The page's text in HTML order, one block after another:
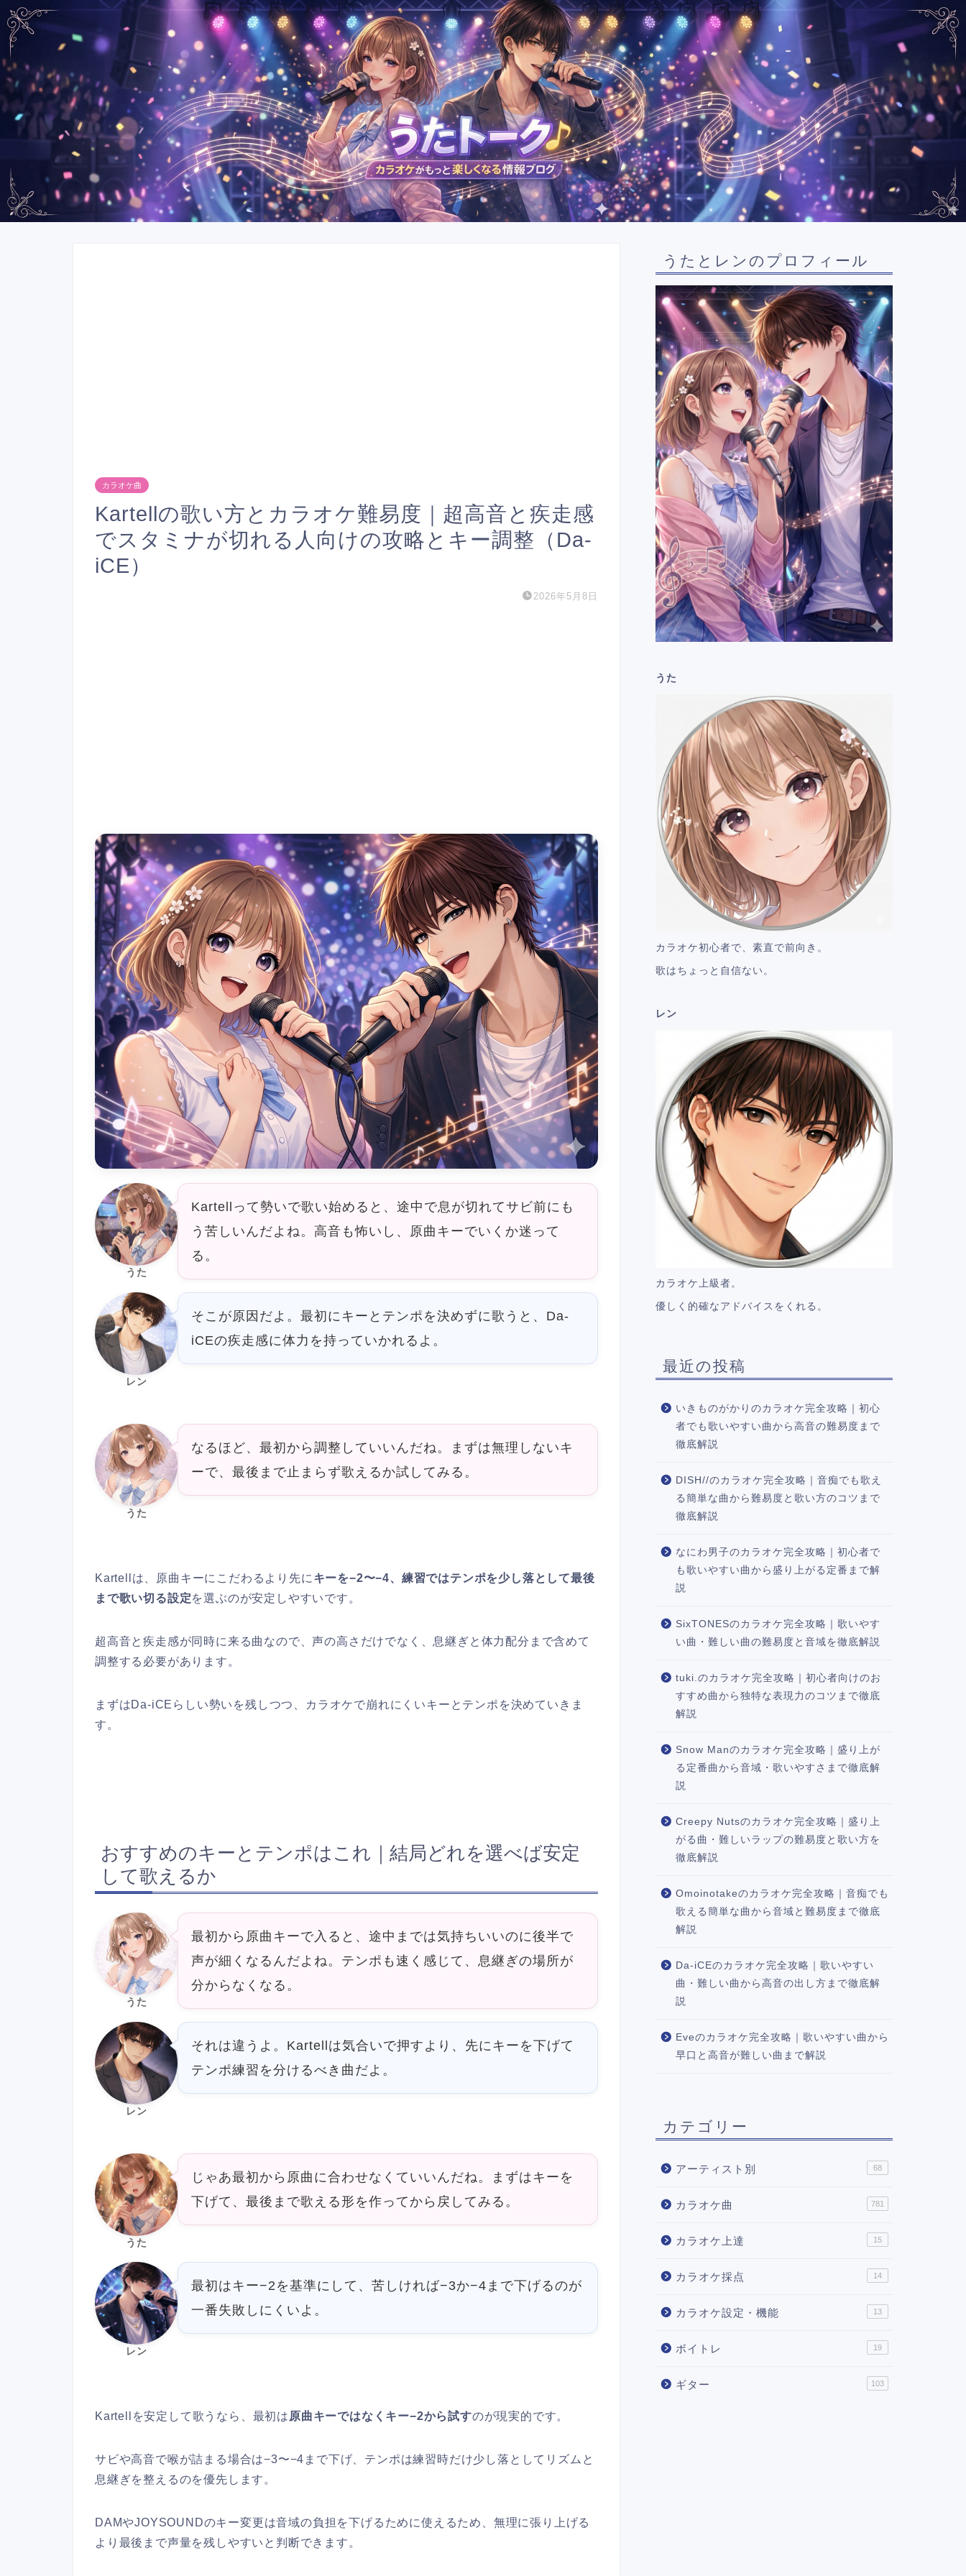
カラオケ曲
Kartellの歌い方とカラオケ難易度｜超高音と疾走感
でスタミナが切れる人向けの攻略とキー調整（Da-
iCE）
2026年5月8日
うた
Kartellって勢いで歌い始めると、途中で息が切れてサビ前にも
う苦しいんだよね。高音も怖いし、原曲キーでいくか迷って
る。
レン
そこが原因だよ。最初にキーとテンポを決めずに歌うと、Da-
iCEの疾走感に体力を持っていかれるよ。
うた
なるほど、最初から調整していいんだね。まずは無理しないキ
ーで、最後まで止まらず歌えるか試してみる。
Kartellは、原曲キーにこだわるより先に キーを−2〜−4、練習ではテンポを少し落として最後
まで歌い切る設定を選ぶのが安定しやすいです。
超高音と疾走感が同時に来る曲なので、声の高さだけでなく、息継ぎと体力配分まで含めて
調整する必要があります。
まずはDa-iCEらしい勢いを残しつつ、カラオケで崩れにくいキーとテンポを決めていきま
す。
おすすめのキーとテンポはこれ｜結局どれを選べば安定
して歌えるか
うた
最初から原曲キーで入ると、途中までは気持ちいいのに後半で
声が細くなるんだよね。テンポも速く感じて、息継ぎの場所が
分からなくなる。
レン
それは違うよ。Kartellは気合いで押すより、先にキーを下げて
テンポ練習を分けるべき曲だよ。
うた
じゃあ最初から原曲に合わせなくていいんだね。まずはキーを
下げて、最後まで歌える形を作ってから戻してみる。
レン
最初はキー−2を基準にして、苦しければ−3か−4まで下げるのが
一番失敗しにくいよ。
Kartellを安定して歌うなら、最初は 原曲キーではなくキー−2から試すのが現実的です。
サビや高音で喉が詰まる場合は−3〜−4まで下げ、テンポは練習時だけ少し落としてリズムと
息継ぎを整えるのを優先します。
DAMやJOYSOUNDのキー変更は音域の負担を下げるために使えるため、無理に張り上げる
より最後まで声量を残しやすいと判断できます。
うたとレンのプロフィール
うた
カラオケ初心者で、素直で前向き。
歌はちょっと自信ない。
レン
カラオケ上級者。
優しく的確なアドバイスをくれる。
最近の投稿
いきものがかりのカラオケ完全攻略｜初心
者でも歌いやすい曲から高音の難易度まで
徹底解説
DISH//のカラオケ完全攻略｜音痴でも歌え
る簡単な曲から難易度と歌い方のコツまで
徹底解説
なにわ男子のカラオケ完全攻略｜初心者で
も歌いやすい曲から盛り上がる定番まで解
説
SixTONESのカラオケ完全攻略｜歌いやす
い曲・難しい曲の難易度と音域を徹底解説
tuki.のカラオケ完全攻略｜初心者向けのお
すすめ曲から独特な表現力のコツまで徹底
解説
Snow Manのカラオケ完全攻略｜盛り上が
る定番曲から音域・歌いやすさまで徹底解
説
Creepy Nutsのカラオケ完全攻略｜盛り上
がる曲・難しいラップの難易度と歌い方を
徹底解説
Omoinotakeのカラオケ完全攻略｜音痴でも
歌える簡単な曲から音域と難易度まで徹底
解説
Da-iCEのカラオケ完全攻略｜歌いやすい
曲・難しい曲から高音の出し方まで徹底解
説
Eveのカラオケ完全攻略｜歌いやすい曲から
早口と高音が難しい曲まで解説
カテゴリー
アーティスト別 68
カラオケ曲 781
カラオケ上達 15
カラオケ採点 14
カラオケ設定・機能 13
ボイトレ 19
ギター 103